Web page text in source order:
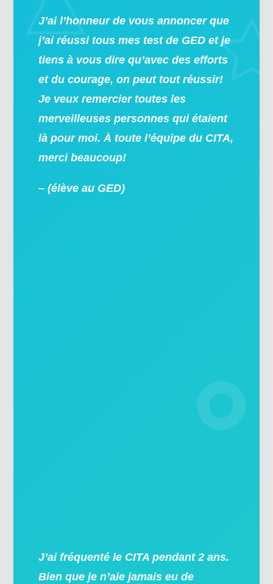
J’ai l’honneur de vous annoncer que
j’ai réussi tous mes test de GED et je
tiens à vous dire qu’avec des efforts
et du courage, on peut tout réussir!
Je veux remercier toutes les
merveilleuses personnes qui étaient
là pour moi. À toute l’équipe du CITA,
merci beaucoup!
– (élève au GED)
J’ai fréquenté le CITA pendant 2 ans.
Bien que je n’aie jamais eu de